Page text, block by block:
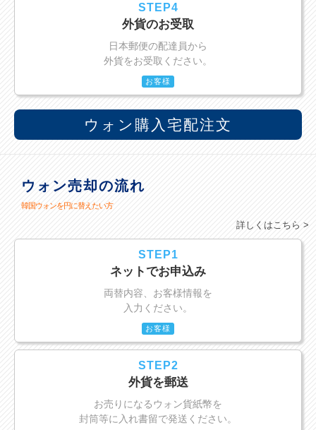
STEP4
外貨のお受取
日本郵便の配達員から
外貨をお受取ください。
お客様
ウォン購入宅配注文
ウォン売却の流れ
韓国ウォンを円に替えたい方
詳しくはこちら >
STEP1
ネットでお申込み
両替内容、お客様情報を
入力ください。
お客様
STEP2
外貨を郵送
お売りになるウォン貨紙幣を
封筒等に入れ書留で発送ください。